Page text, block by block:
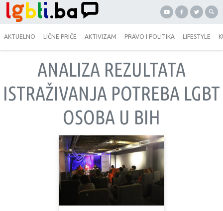
AKTUELNO LIČNE PRIČE AKTIVIZAM PRAVO I POLITIKA LIFESTYLE
ANALIZA REZULTATA
ISTRAŽIVANJA POTREBA LGBT
OSOBA U BIH